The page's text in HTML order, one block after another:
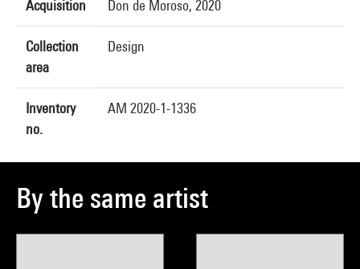
Acquisition Don de Moroso, 2020
Collection
area
Design
Inventory
no.
AM 2020-1-1336
By the same artist